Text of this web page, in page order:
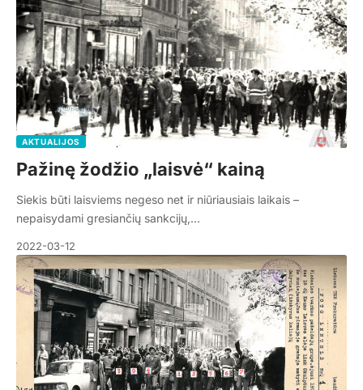
AKTUALIJOS
Pažinę žodžio „laisvė“ kainą
Siekis būti laisviems negeso net ir niūriausiais laikais –
nepaisydami gresiančių sankcijų,…
2022-03-12